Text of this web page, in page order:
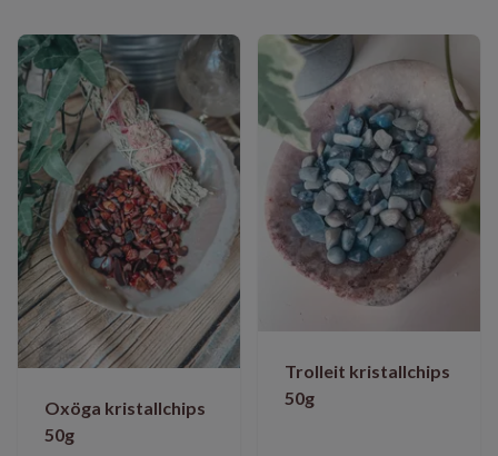
Oxöga kristallchips
50g
Trolleit kristallchips
50g